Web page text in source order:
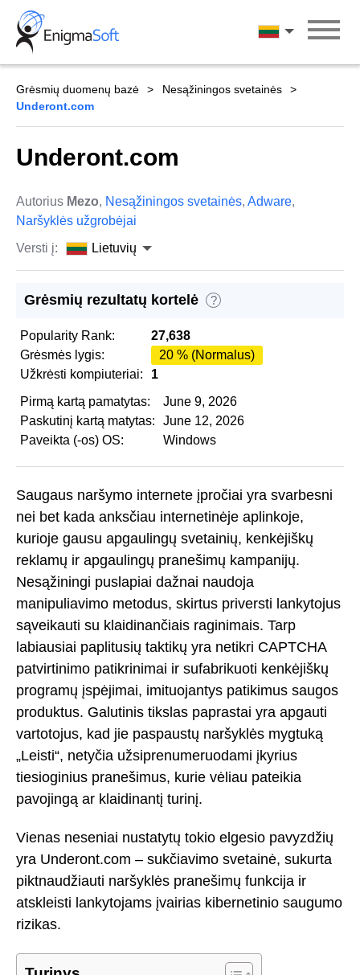
Skip
content
Lietuvių
Grėsmių duomenų bazė
Nesąžiningos svetainės
Underont.com
Underont.com
Autorius Mezo, Nesąžiningos svetainės, Adware,
Naršyklės užgrobėjai
Versti į:
Lietuvių
Grėsmių rezultatų kortelė ?
Popularity Rank:
27,638
Grėsmės lygis:
20 % (Normalus)
Užkrėsti kompiuteriai:
1
Pirmą kartą pamatytas:
June 9, 2026
Paskutinį kartą matytas:
June 12, 2026
Paveikta (-os) OS:
Windows
Saugaus naršymo internete įpročiai yra svarbesni
nei bet kada anksčiau internetinėje aplinkoje,
kurioje gausu apgaulingų svetainių, kenkėjiškų
reklamų ir apgaulingų pranešimų kampanijų.
Nesąžiningi puslapiai dažnai naudoja
manipuliavimo metodus, skirtus priversti lankytojus
sąveikauti su klaidinančiais raginimais. Tarp
labiausiai paplitusių taktikų yra netikri CAPTCHA
patvirtinimo patikrinimai ir sufabrikuoti kenkėjiškų
programų įspėjimai, imituojantys patikimus saugos
produktus. Galutinis tikslas paprastai yra apgauti
vartotojus, kad jie paspaustų naršyklės mygtuką
„Leisti“, netyčia užsiprenumeruodami įkyrius
tiesioginius pranešimus, kurie vėliau pateikia
pavojingą ar klaidinantį turinį.
Vienas neseniai nustatytų tokio elgesio pavyzdžių
yra Underont.com – sukčiavimo svetainė, sukurta
piktnaudžiauti naršyklės pranešimų funkcija ir
atskleisti lankytojams įvairias kibernetinio saugumo
rizikas.